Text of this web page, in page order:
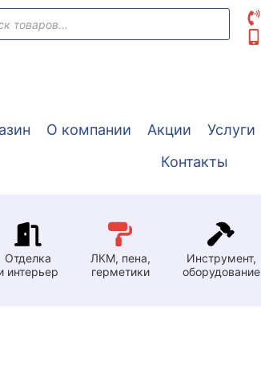
О компании Акции Услуги
Контакты
Отделка
интерьер
ЛКМ, пена,
герметики
Инструмент,
оборудование